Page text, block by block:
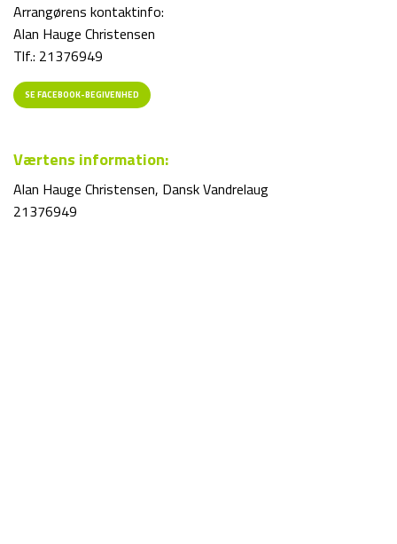
Arrangørens kontaktinfo:
Alan Hauge Christensen
Tlf.: 21376949
SE FACEBOOK-BEGIVENHED
Værtens information:
Alan Hauge Christensen, Dansk Vandrelaug
21376949